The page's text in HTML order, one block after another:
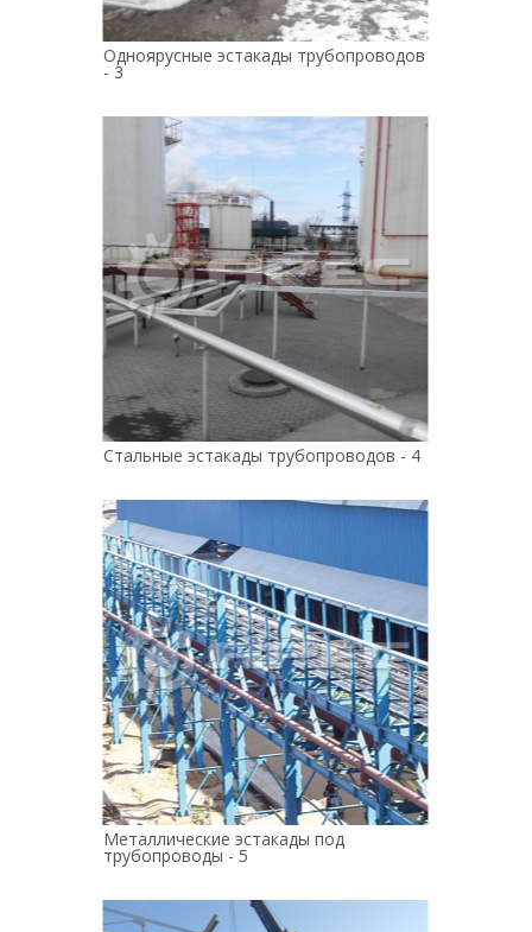
Одноярусные эстакады трубопроводов
- 3
Стальные эстакады трубопроводов - 4
Металлические эстакады под
трубопроводы - 5